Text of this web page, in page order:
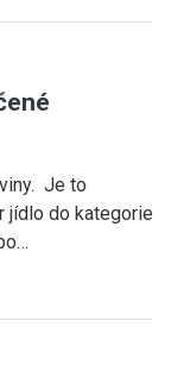
Je to
jídlo do kategorie